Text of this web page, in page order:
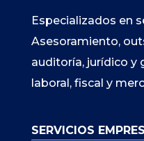
Especializados en
Asesoramiento,
auditoría, jurídico y
laboral, fiscal y
SERVICIOS